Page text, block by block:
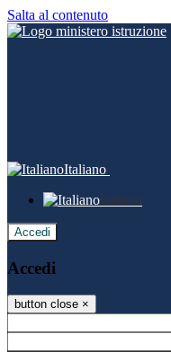
Salta al contenuto
Italiano
Italiano
Accedi
Accedi
button close ×